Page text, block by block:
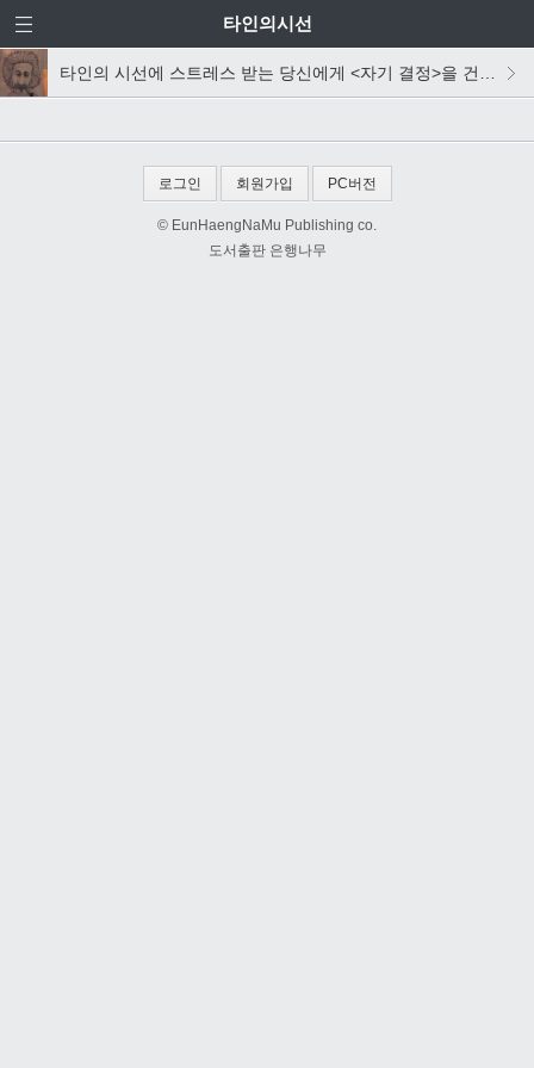
타인의시선
타인의 시선에 스트레스 받는 당신에게 <자기 결정>을 건넵니다
로그인 회원가입 PC버전
© EunHaengNaMu Publishing co.
도서출판 은행나무